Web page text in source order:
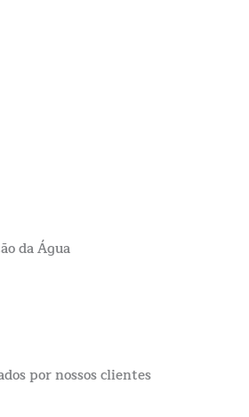
da Água
por nossos clientes